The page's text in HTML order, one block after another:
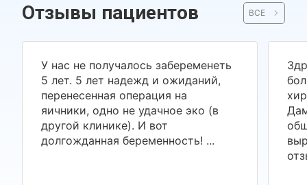
Отзывы пациентов ВСЕ
У нас не получалось забеременеть
5 лет. 5 лет надежд и ожиданий,
перенесенная операция на
яичники, одно не удачное эко (в
другой клинике). И вот
долгожданная беременность! ...